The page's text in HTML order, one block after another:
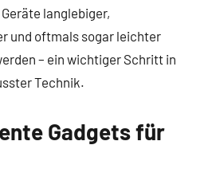
langlebiger,
und oftmals sogar leichter
– ein wichtiger Schritt in
Technik.
Gadgets für